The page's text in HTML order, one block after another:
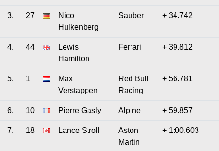
3. 27
Nico
Hulkenberg
Sauber + 34.742
4. 44
Lewis
Hamilton
Ferrari + 39.812
5. 1
Max
Verstappen
Red Bull
Racing
+ 56.781
6. 10 Pierre Gasly Alpine + 59.857
7. 18 Lance Stroll
Aston
Martin
+ 1:00.603